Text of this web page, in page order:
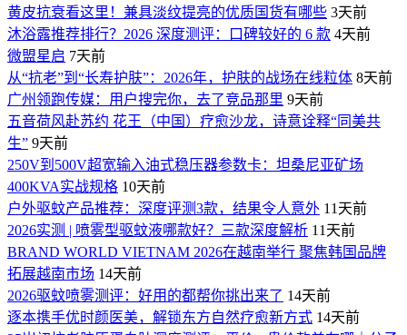
黄皮抗衰看这里！兼具淡纹提亮的优质国货有哪些 3天前
沐浴露推荐排行？2026 深度测评：口碑较好的 6 款 4天前
微盟星启 7天前
从“抗老”到“长寿护肤”：2026年，护肤的战场在线粒体 8天前
广州领跑传媒：用户搜完你，去了竞品那里 9天前
五音荷风赴苏约 花王（中国）疗愈沙龙，诗意诠释“同美共
生” 9天前
250V到500V超宽输入油式稳压器参数卡：坦桑尼亚矿场
400KVA实战规格 10天前
户外驱蚊产品推荐：深度评测3款，结果令人意外 11天前
2026实测 | 喷雾型驱蚊液哪款好？三款深度解析 11天前
BRAND WORLD VIETNAM 2026在越南举行 聚焦韩国品牌
拓展越南市场 14天前
2026驱蚊喷雾测评：好用的都帮你挑出来了 14天前
逐本携手优时颜医美，解锁东方自然疗愈新方式 14天前